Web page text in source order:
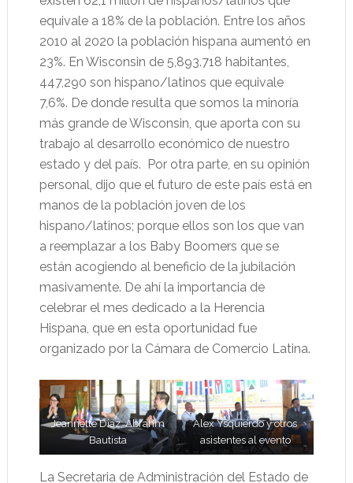
equivale a 18% de la población. Entre los años
2010 al 2020 la población hispana aumentó en
23%. En Wisconsin de 5,893.718 habitantes,
447,290 son hispano/latinos que equivale
7,6%. De donde resulta que somos la minoría
más grande de Wisconsin, que aporta con su
trabajo al desarrollo económico de nuestro
estado y del país. Por otra parte, en su opinión
personal, dijo que el futuro de este país está en
manos de la población joven de los
hispano/latinos; porque ellos son los que van
a reemplazar a los Baby Boomers que se
están acogiendo al beneficio de la jubilación
masivamente. De ahí la importancia de
celebrar el mes dedicado a la Herencia
Hispana, que en esta oportunidad fue
organizado por la Cámara de Comercio Latina.
Jeannette Diaz, Abrahm
Bautista
Alex Ysquierdo y otros
asistentes al evento
La Secretaria de Administración del Estado de